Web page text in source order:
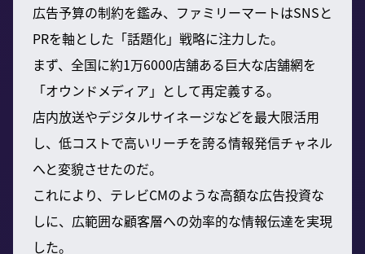
広告予算の制約を鑑み、ファミリーマートはSNSと
PRを軸とした「話題化」戦略に注力した。
まず、全国に約1万6000店舗ある巨大な店舗網を
「オウンドメディア」として再定義する。
店内放送やデジタルサイネージなどを最大限活用
し、低コストで高いリーチを誇る情報発信チャネル
へと変貌させたのだ。
これにより、テレビCMのような高額な広告投資な
しに、広範囲な顧客層への効率的な情報伝達を実現
した。